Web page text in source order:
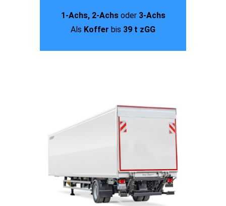
1-Achs, 2-Achsoder 3-Achs
Als Koffer bis 39 t zGG